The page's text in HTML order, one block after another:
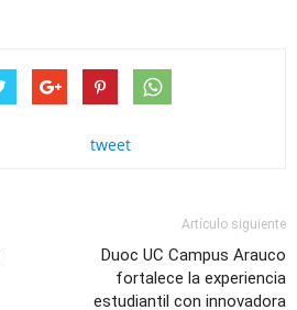
tweet
Artículo siguiente
Duoc UC Campus Arauco
fortalece la experiencia
estudiantil con innovadora